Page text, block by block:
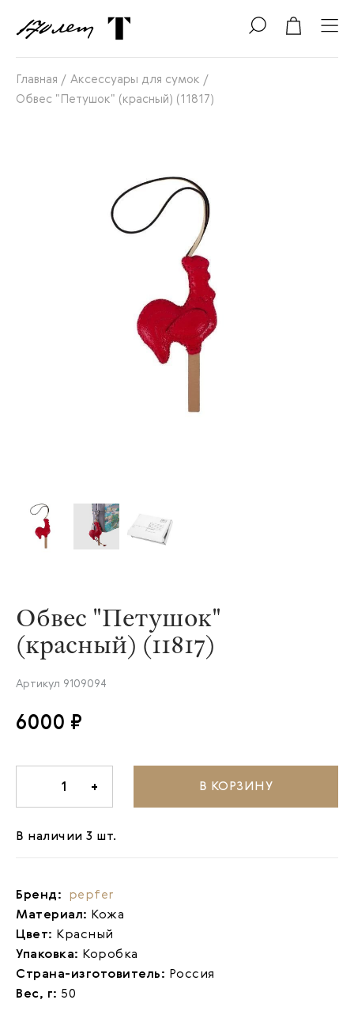
Главная / Аксессуары для сумок /
Обвес "Петушок" (красный) (11817)
Обвес "Петушок"
(красный) (11817)
Артикул 9109094
6000 ₽
1 + В КОРЗИНУ
В наличии 3 шт.
Бренд: pepfer
Материал: Кожа
Цвет: Красный
Упаковка: Коробка
Страна-изготовитель: Россия
Вес, г: 50